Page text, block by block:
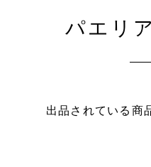
パエリ
出品されている商